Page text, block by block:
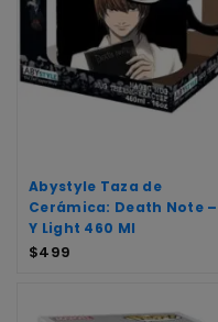
Abystyle Taza de
Cerámica: Death Note –
Y Light 460 Ml
$499